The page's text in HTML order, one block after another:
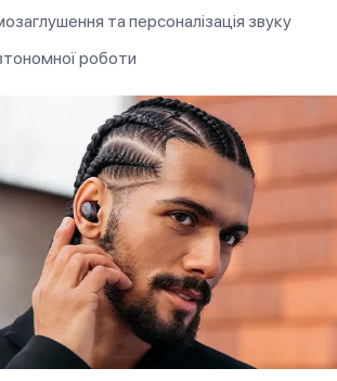
та персоналізація звуку
роботи